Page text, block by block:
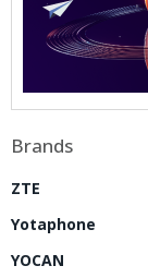
Brands
ZTE
Yotaphone
YOCAN